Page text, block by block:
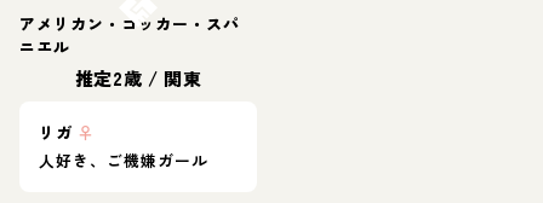
アメリカン・コッカー・スパ
ニエル
推定2歳 / 関東
リガ ♀
人好き、ご機嫌ガール